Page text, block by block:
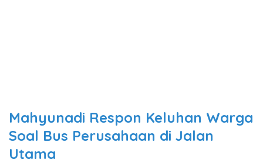
Mahyunadi Respon Keluhan Warga
Soal Bus Perusahaan di Jalan
Utama